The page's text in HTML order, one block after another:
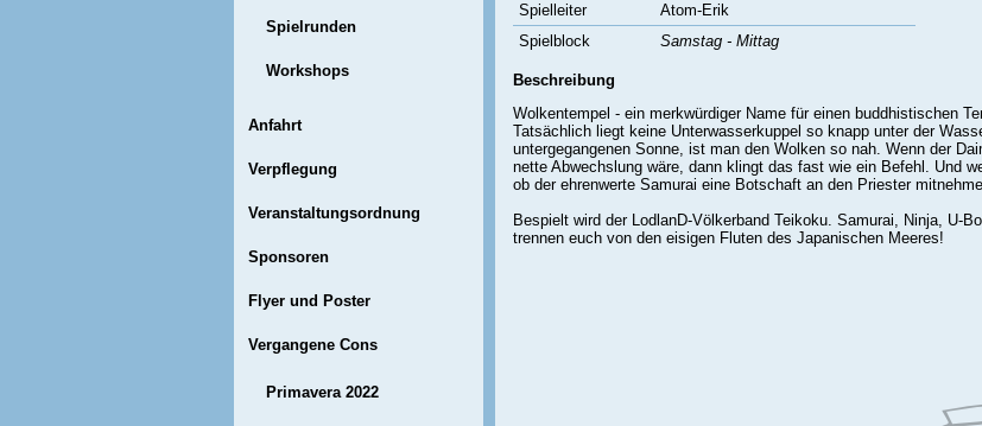
Spielrunden
Workshops
Anfahrt
Verpflegung
Veranstaltungsordnung
Sponsoren
Flyer und Poster
Vergangene Cons
Primavera 2022
Spielleiter
Atom-Erik
Spielblock
Samstag - Mittag
Beschreibung
Wolkentempel - ein merkwürdiger Name für einen buddhistischen
Tatsächlich liegt keine Unterwasserkuppel so knapp unter der
untergegangenen Sonne, ist man den Wolken so nah. Wenn der
nette Abwechslung wäre, dann klingt das fast wie ein Befehl. Und
ob der ehrenwerte Samurai eine Botschaft an den Priester
Bespielt wird der LodlanD-Völkerband Teikoku. Samurai, Ninja, U-
trennen euch von den eisigen Fluten des Japanischen Meeres!